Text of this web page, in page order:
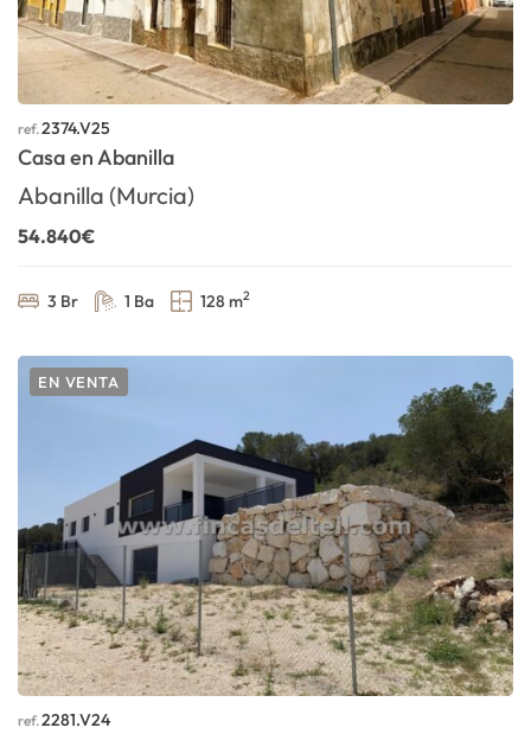
ref. 2374.V25
Casa en Abanilla
Abanilla (Murcia)
54.840€
3 Br 1 Ba 128 m2
EN VENTA
ref.2281.V24